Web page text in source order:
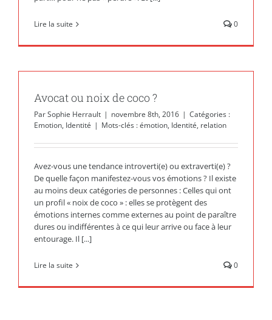
Lire la suite 0
Avocat ou noix de coco ?
ParSophie Herrault | novembre 8th, 2016 | Catégories :
Emotion, Identité | Mots-clés :émotion, Identité, relation
Avez-vous une tendance introverti(e) ou extraverti(e) ?
De quelle façon manifestez-vous vos émotions ? Il existe
au moins deux catégories de personnes : Celles qui ont
un profil « noix de coco » : elles se protègent des
émotions internes comme externes au point de paraître
dures ou indifférentes à ce qui leur arrive ou face à leur
entourage. Il [...]
Lire la suite 0